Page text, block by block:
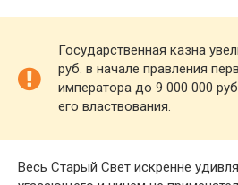
Государственная казна
руб. в начале правления
императора до 9 000 000
его властвования.
Весь Старый Свет искренне